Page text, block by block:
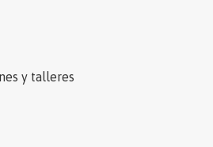
y talleres